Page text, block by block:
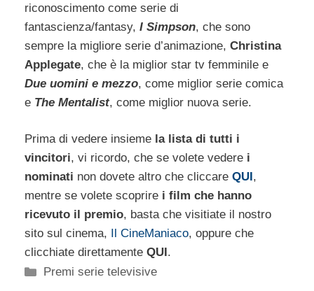
riconoscimento come serie di
fantascienza/fantasy, I Simpson, che sono
sempre la migliore serie d’animazione, Christina
Applegate, che è la miglior star tv femminile e
Due uomini e mezzo, come miglior serie comica
e The Mentalist, come miglior nuova serie.
Prima di vedere insieme la lista di tutti i
vincitori, vi ricordo, che se volete vedere i
nominati non dovete altro che cliccare QUI ,
mentre se volete scoprire i film che hanno
ricevuto il premio, basta che visitiate il nostro
sito sul cinema,
Il CineManiaco, oppure che
clicchiate direttamente QUI .
Categorie
Premi serie televisive